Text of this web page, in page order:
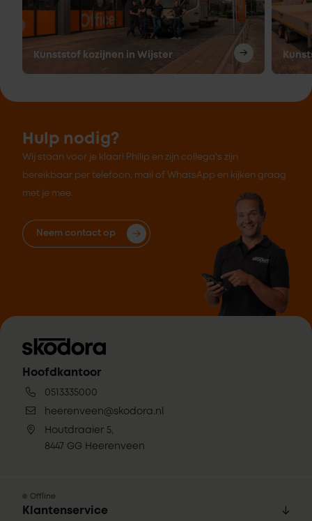
Kunststof kozijnen in Wijster
Hulp nodig?
Wij staan voor je klaar! Philip en zijn collega's zijn
bereikbaar per telefoon, mail of WhatsApp en kijken graag
met je mee.
Neem contact op
Hoofdkantoor
0513335000
heerenveen@skodora.nl
Houtdraaier 5,
8447 GG Heerenveen
Offline
Klantenservice